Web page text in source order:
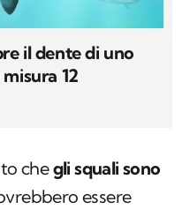
il dente di uno
12
chegli squali sono
essere